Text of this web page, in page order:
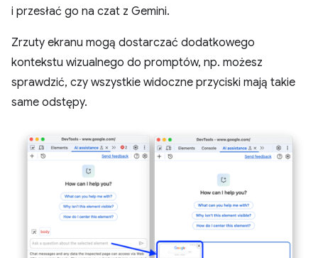
i przesłać go na czat z Gemini.
Zrzuty ekranu mogą dostarczać dodatkowego
kontekstu wizualnego do promptów, np. możesz
sprawdzić, czy wszystkie widoczne przyciski mają takie
same odstępy.